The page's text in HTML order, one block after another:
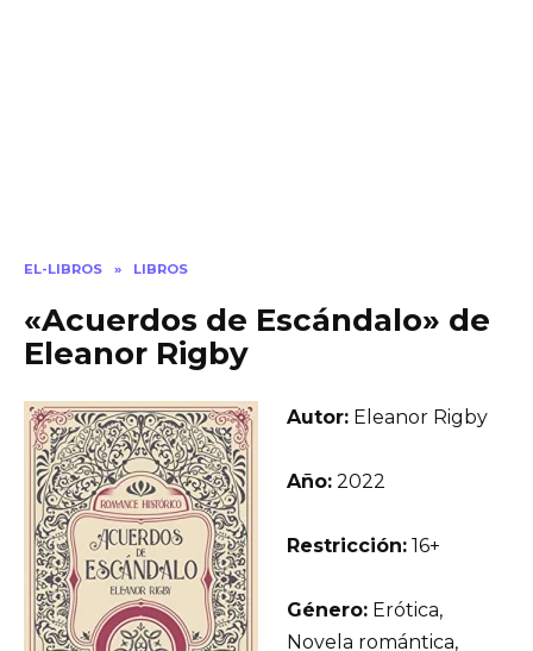
EL-LIBROS » LIBROS
«Acuerdos de Escándalo» de
Eleanor Rigby
Autor: Eleanor Rigby
Año: 2022
Restricción: 16+
Género: Erótica,
Novela romántica,